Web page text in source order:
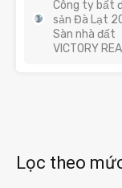
Công ty bất
sản Đà Lạt
Sàn nhà đất
VICTORY
Lọc theo